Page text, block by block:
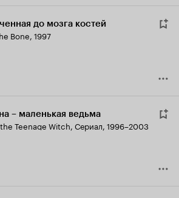
до мозга костей
Bone, 1997
– маленькая ведьма
Teenage Witch, Сериал, 1996–2003